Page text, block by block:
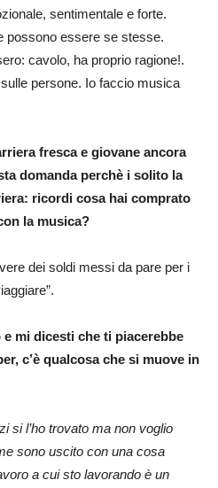
sentimentale e forte.
possono essere se stesse.
cavolo, ha proprio ragione!.
persone. Io faccio musica
fresca e giovane ancora
domanda perchè i solito la
ricordi cosa hai comprato
la musica?
dei soldi messi da pare per i
mi dicesti che ti piacerebbe
c’è qualcosa che si muove in
si l’ho trovato ma non voglio
sono uscito con una cosa
a cui sto lavorando è un